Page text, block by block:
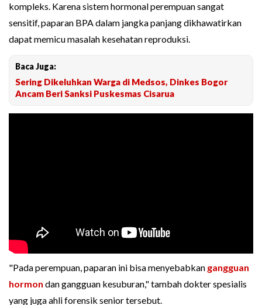
kompleks. Karena sistem hormonal perempuan sangat
sensitif, paparan BPA dalam jangka panjang dikhawatirkan
dapat memicu masalah kesehatan reproduksi.
Baca Juga:
Sering Dikeluhkan Warga di Medsos, Dinkes Bogor
Ancam Beri Sanksi Puskesmas Cisarua
"Pada perempuan, paparan ini bisa menyebabkan gangguan
hormon dan gangguan kesuburan," tambah dokter spesialis
yang juga ahli forensik senior tersebut.